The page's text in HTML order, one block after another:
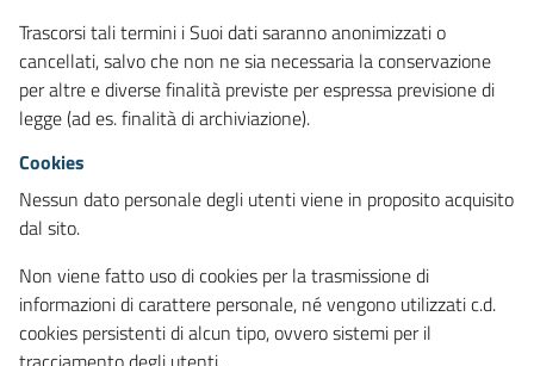
Trascorsi tali termini i Suoi dati saranno anonimizzati o
cancellati, salvo che non ne sia necessaria la conservazione
per altre e diverse finalità previste per espressa previsione di
legge (ad es. finalità di archiviazione).
Cookies
Nessun dato personale degli utenti viene in proposito acquisito
dal sito.
Non viene fatto uso di cookies per la trasmissione di
informazioni di carattere personale, né vengono utilizzati c.d.
cookies persistenti di alcun tipo, ovvero sistemi per il